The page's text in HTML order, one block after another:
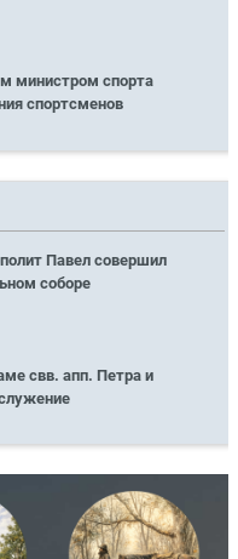
министром спорта
спортсменов
Павел совершил
соборе
свв. апп. Петра и